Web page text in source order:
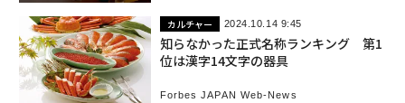
カルチャー 2024.10.14 9:45
知らなかった正式名称ランキング 第1
位は漢字14文字の器具
Forbes JAPAN Web-News